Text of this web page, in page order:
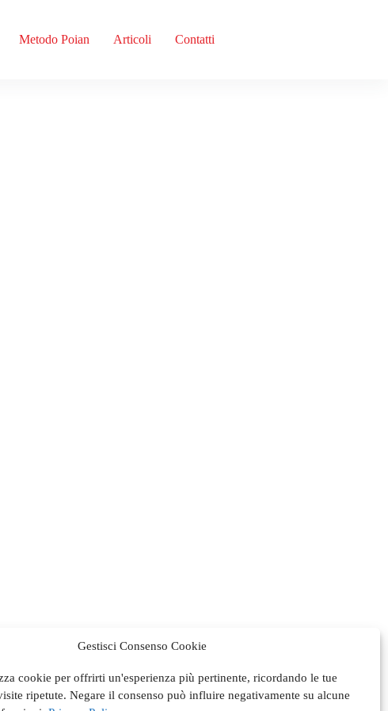
Gestisci Consenso Cookie
cookie per offrirti un'esperienza più pertinente, ricordando le tue
ripetute. Negare il consenso può influire negativamente su alcune
Metodo Poian Articoli Contatti